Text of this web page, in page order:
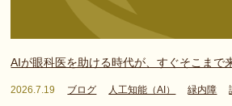
AIが眼科医を助ける時代が、すぐそこまで
2026.7.19 ブログ 人工知能（AI） 緑内障